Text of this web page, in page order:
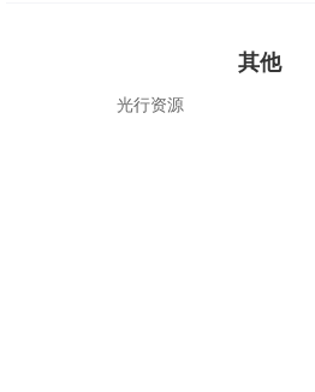
其他
光行资源